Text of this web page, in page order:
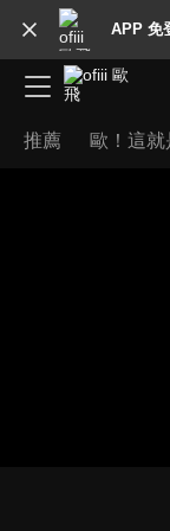
APP 免
推薦 歐！這